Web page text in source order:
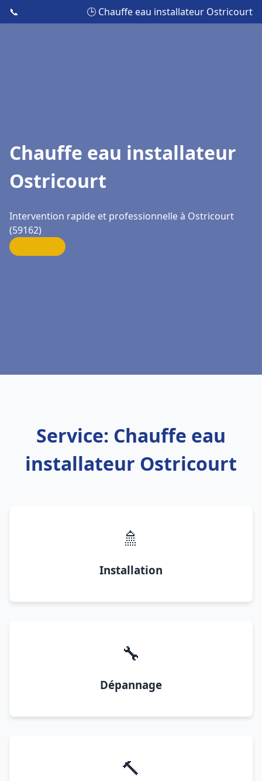
📞 🕒 Chauffe eau installateur Ostricourt
Chauffe eau installateur
Ostricourt
Intervention rapide et professionnelle à Ostricourt
(59162)
Service: Chauffe eau
installateur Ostricourt
🚿
Installation
🔧
Dépannage
🔨